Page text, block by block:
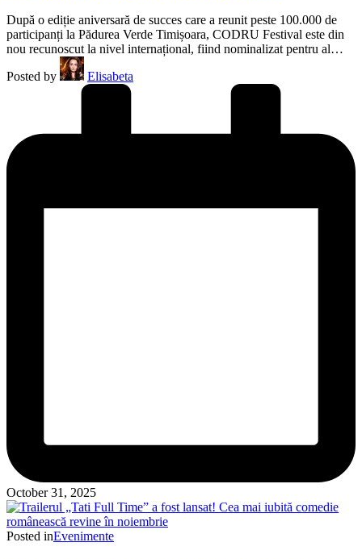
După o ediție aniversară de succes care a reunit peste 100.000 de
participanți la Pădurea Verde Timișoara, CODRU Festival este din
nou recunoscut la nivel internațional, fiind nominalizat pentru al…
Posted by
Elisabeta
October 31, 2025
Posted inEvenimente